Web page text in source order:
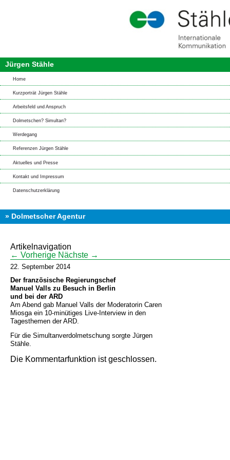
Jürgen Stähle
Home
Kurzporträt Jürgen Stähle
Arbeitsfeld und Anspruch
Dolmetschen? Simultan?
Werdegang
Referenzen Jürgen Stähle
Aktuelles und Presse
Kontakt und Impressum
Datenschutzerklärung
» Dolmetscher Agentur
Artikelnavigation
← Vorherige Nächste →
22. September 2014
Der französische Regierungschef
Manuel Valls zu Besuch in Berlin
und bei der ARD
Am Abend gab Manuel Valls der Moderatorin Caren
Miosga ein 10-minütiges Live-Interview in den
Tagesthemen der ARD.
Für die Simultanverdolmetschung sorgte Jürgen
Stähle.
Die Kommentarfunktion ist geschlossen.